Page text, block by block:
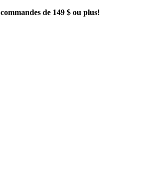
de 149 $ ou plus!